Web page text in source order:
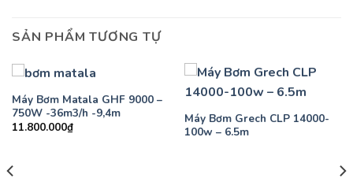
SẢN PHẨM TƯƠNG TỰ
Máy Bơm Matala GHF 9000 –
750W -36m3/h -9,4m
11.800.000₫
Máy Bơm Grech CLP 14000-
100w – 6.5m